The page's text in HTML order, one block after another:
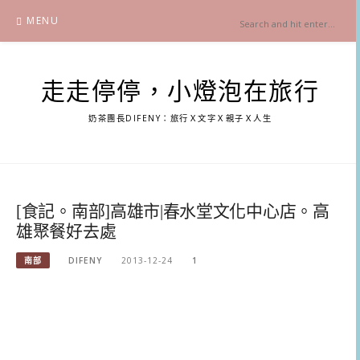
content
MENU
走走停停，小燈泡在旅行
奶茶團長DIFENY：旅行Ｘ文字Ｘ親子Ｘ人生
[食記。南部]高雄市|春水堂文化中心店。高
雄聚餐好去處
南部 DIFENY 2013-12-24 1